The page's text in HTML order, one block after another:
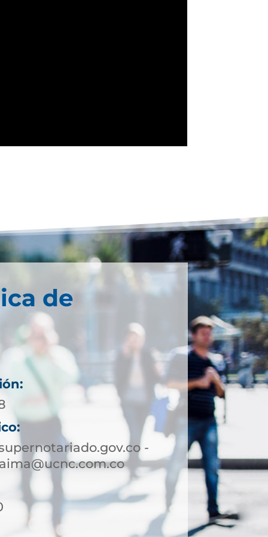
de
-